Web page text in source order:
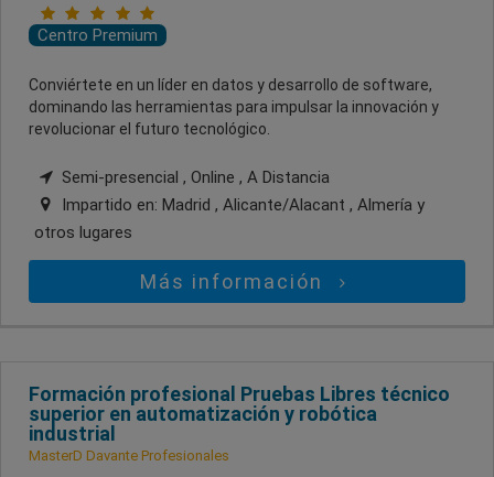
Centro Premium
Conviértete en un líder en datos y desarrollo de software,
dominando las herramientas para impulsar la innovación y
revolucionar el futuro tecnológico.
Semi-presencial , Online , A Distancia
Impartido en: Madrid , Alicante/Alacant , Almería y
otros lugares
Más información
Formación profesional Pruebas Libres técnico
superior en automatización y robótica
industrial
MasterD Davante Profesionales